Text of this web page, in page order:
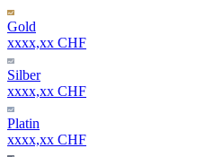
Gold
xxxx,xx CHF
Silber
xxxx,xx CHF
Platin
xxxx,xx CHF